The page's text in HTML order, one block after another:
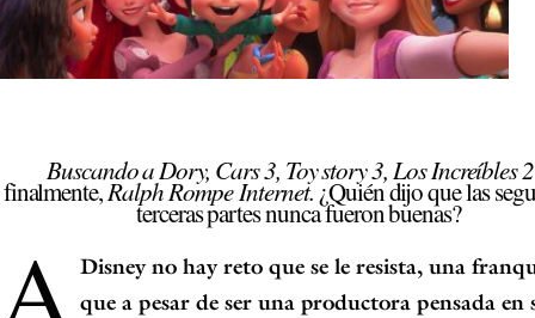
Buscando a Dory, Cars 3, Toy story 3, Los Increíbles
finalmente,Ralph RompeInternet.¿Quién dijo que las
terceras partes nunca fueron buenas?
A Disneyno hay reto que se le resista, una
que a pesar de ser unaproductora pensada en